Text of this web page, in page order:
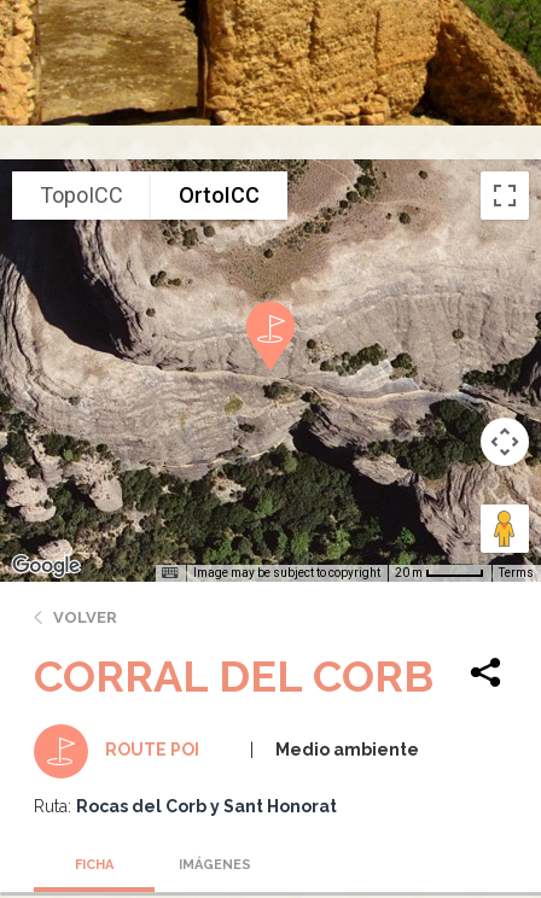
TopoICC OrtoICC
Image may be subject to copyright 20 m Terms
VOLVER
CORRAL DEL CORB
ROUTE POI Medio ambiente
Ruta: Rocas del Corb y Sant Honorat
FICHA IMÁGENES